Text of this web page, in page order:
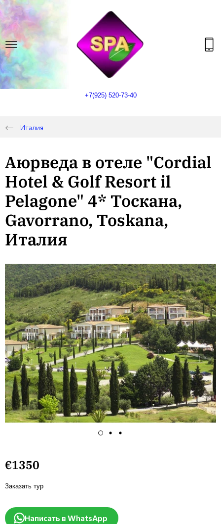
+7(925) 520-73-40
Италия
Аюрведа в отеле "Cordial
Hotel & Golf Resort il
Pelagone" 4* Тоскана,
Gavorrano, Toskana,
Италия
€1350
Заказать тур
Написать в WhatsApp